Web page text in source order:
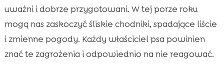
uważni i dobrze przygotowani. W tej porze roku
mogą nas zaskoczyć śliskie chodniki, spadające liście
i zmienne pogody. Każdy właściciel psa powinien
znać te zagrożenia i odpowiednio na nie reagować.